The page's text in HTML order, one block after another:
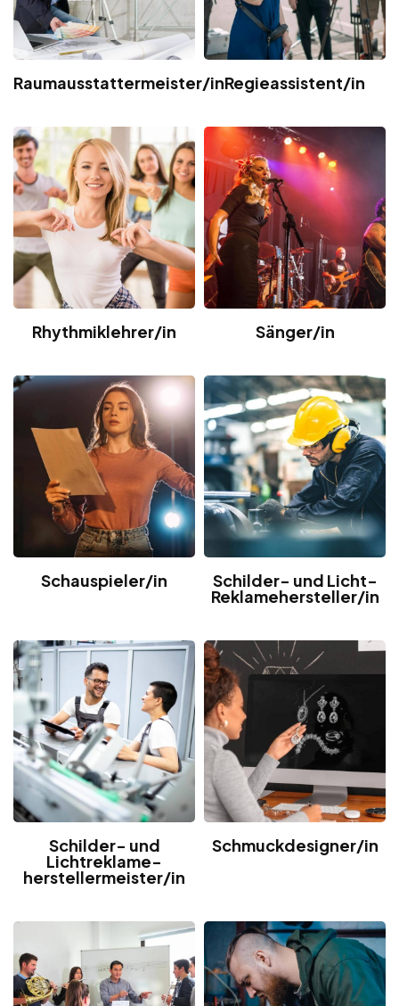
Raumausstattermeister/inRegieassistent/in
Rhythmiklehrer/in Sänger/in
Schauspieler/in Schilder- und Licht-
Reklamehersteller/in
Schilder- und
Lichtreklame-
herstellermeister/in
Schmuckdesigner/in